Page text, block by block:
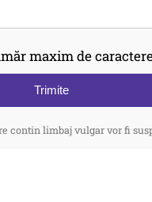
maxim de
Trimite
contin limbaj vulgar vor fi